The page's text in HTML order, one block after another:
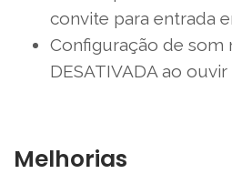
convite para entrada
Configuração de som
DESATIVADA ao
Melhorias